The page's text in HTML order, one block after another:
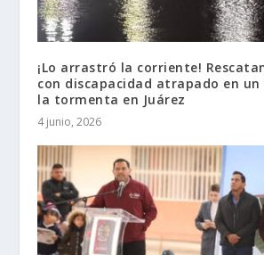
¡Lo arrastró la corriente!
con discapacidad atrapado en
la tormenta en Juárez
4 junio, 2026